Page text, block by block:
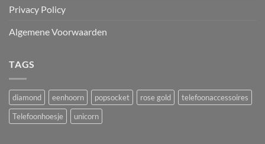
Privacy Policy
Algemene Voorwaarden
TAGS
diamond eenhoorn popsocket rose gold
telefoonaccessoires
Telefoonhoesje
unicorn